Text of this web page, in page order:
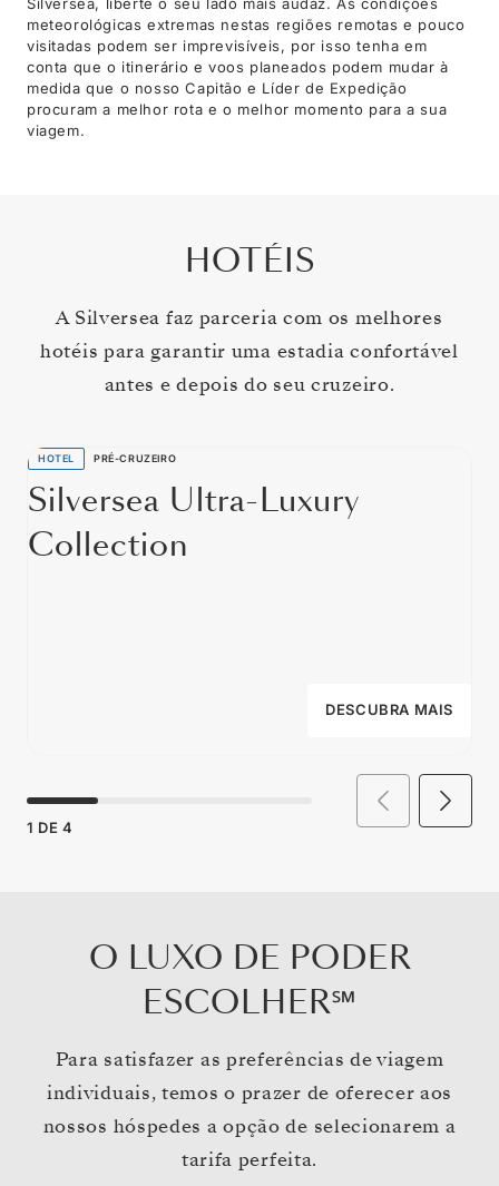
meteorológicas extremas nestas regiões remotas e pouco
visitadas podem ser imprevisíveis, por isso tenha em
conta que o itinerário e voos planeados podem mudar à
medida que o nosso Capitão e Líder de Expedição
procuram a melhor rota e o melhor momento para a sua
viagem.
HOTÉIS
A Silversea faz parceria com os melhores
hotéis para garantir uma estadia confortável
antes e depois do seu cruzeiro.
HOTEL PRÉ-CRUZEIRO
Silversea Ultra-Luxury
Collection
DESCUBRA MAIS
1 DE 4
O LUXO DE PODER
ESCOLHER℠
Para satisfazer as preferências de viagem
individuais, temos o prazer de oferecer aos
nossos hóspedes a opção de selecionarem a
tarifa perfeita.